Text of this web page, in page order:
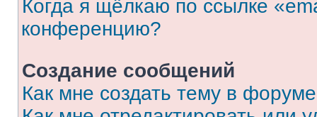
Когда я щёлкаю по ссылке
конференцию?
Создание сообщений
Как мне создать тему в